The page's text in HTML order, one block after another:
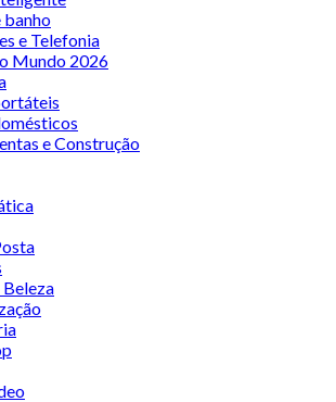
banho
e Telefonia
Mundo 2026
e Construção